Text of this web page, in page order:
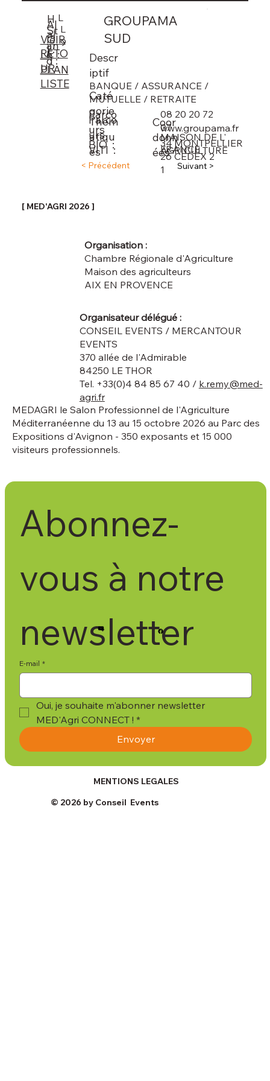
Suivant >
< Précédent
Parco
urs
BIO :
Parco
urs
VITI :
Coor
donn
ées
08 20 20 72
07
www.groupama.fr
MAISON DE L'
AGRICULTURE
34
26
1
MONTPELLIER
CEDEX 2
GROUPAMA
SUD
Descr
iptif
Caté
gorie
FRANCE
Thém
atiqu
es
BANQUE / ASSURANCE /
MUTUELLE / RETRAITE
St
an
d :
L
9
H
al
l :
L
Al
lé
e :
VOIR
LE
PLAN
RETO
UR
LISTE
[ MED'AGRI 2026 ]
MENTIONS LEGALES
MEDAGRI le Salon Professionnel de l'Agriculture
Méditerranéenne du 13 au 15 octobre 2026 au Parc des
Expositions d'Avignon - 350 exposants et 15 000
visiteurs professionnels.
Organisateur délégué :
CONSEIL EVENTS / MERCANTOUR
EVENTS
370 allée de l'Admirable
84250 LE THOR
Tel. +33(0)4 84 85 67 40 / k.remy@med-
agri.fr
Organisation :
Chambre Régionale d'Agriculture
Maison des agriculteurs
AIX EN PROVENCE
© 2026 by Conseil Events
Abonnez-
vous à notre
newsletter
E-mail *
Oui, je souhaite m'abonner newsletter
MED'Agri CONNECT ! *
Envoyer